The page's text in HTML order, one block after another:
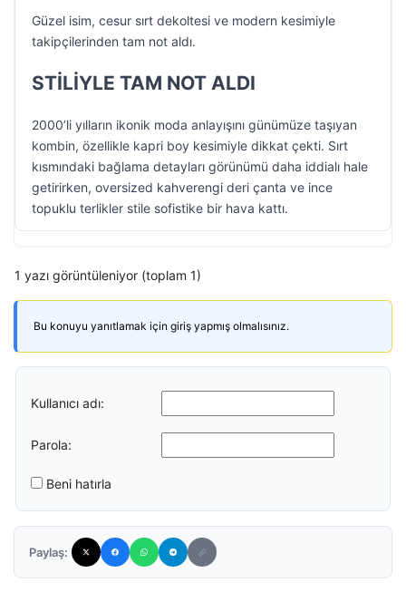
Güzel isim, cesur sırt dekoltesi ve modern kesimiyle
takipçilerinden tam not aldı.
STİLİYLE TAM NOT ALDI
2000’li yılların ikonik moda anlayışını günümüze taşıyan
kombin, özellikle kapri boy kesimiyle dikkat çekti. Sırt
kısmındaki bağlama detayları görünümü daha iddialı hale
getirirken, oversized kahverengi deri çanta ve ince
topuklu terlikler stile sofistike bir hava kattı.
1 yazı görüntüleniyor (toplam 1)
Bu konuyu yanıtlamak için giriş yapmış olmalısınız.
Kullanıcı adı:
Parola:
Beni hatırla
Paylaş: